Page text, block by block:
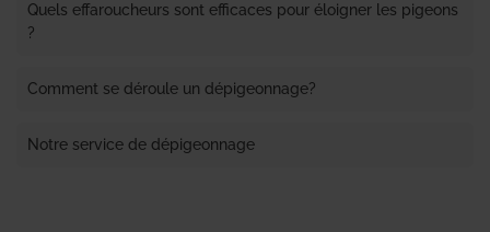
Quels effaroucheurs sont efficaces pour éloigner les pigeons
?
Comment se déroule un dépigeonnage?
Notre service de dépigeonnage